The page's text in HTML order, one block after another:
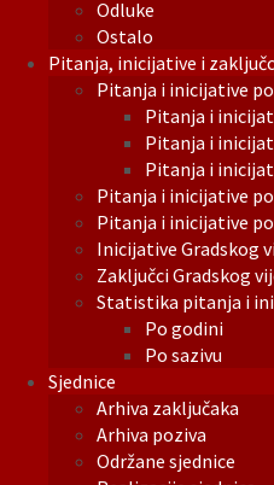
Odluke
Ostalo
Pitanja, inicijative i
Pitanja i inicijative
Pitanja i
Pitanja i
Pitanja i
Pitanja i inicijative
Pitanja i inicijative
Inicijative Gradskog
Zaključci Gradskog
Statistika pitanja i
Po godini
Po sazivu
Sjednice
Arhiva zaključaka
Arhiva poziva
Održane sjednice